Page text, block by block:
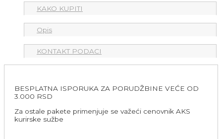
KAKO KUPITI
Opis
KONTAKT PODACI
BESPLATNA ISPORUKA ZA PORUDŽBINE VEĆE OD
3.000 RSD
Za ostale pakete primenjuje se važeći cenovnik AKS
kurirske sužbe